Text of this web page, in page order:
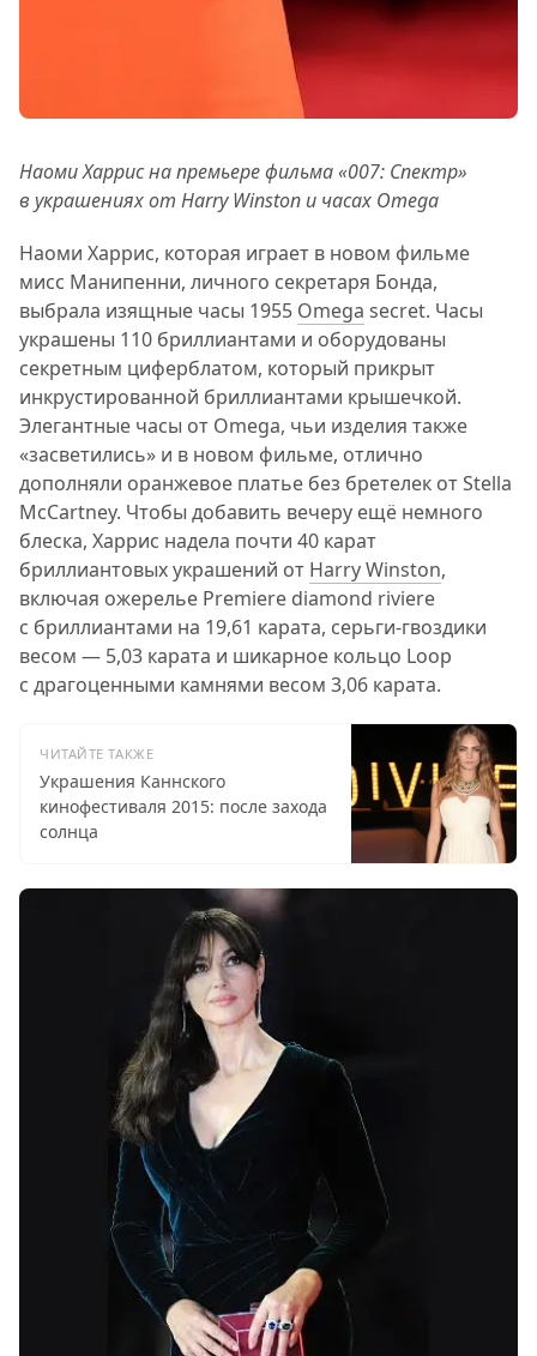
Наоми Харрис на премьере фильма «007: Спектр»
в украшениях от Harry Winston и часах Omega
Наоми Харрис, которая играет в новом фильме
мисс Манипенни, личного секретаря Бонда,
выбрала изящные часы 1955 Omega secret. Часы
украшены 110 бриллиантами и оборудованы
секретным циферблатом, который прикрыт
инкрустированной бриллиантами крышечкой.
Элегантные часы от Omega, чьи изделия также
«засветились» и в новом фильме, отлично
дополняли оранжевое платье без бретелек от Stella
McCartney. Чтобы добавить вечеру ещё немного
блеска, Харрис надела почти 40 карат
бриллиантовых украшений от Harry Winston,
включая ожерелье Premiere diamond riviere
с бриллиантами на 19,61 карата, серьги-гвоздики
весом — 5,03 карата и шикарное кольцо Loop
с драгоценными камнями весом 3,06 карата.
ЧИТАЙТЕ ТАКЖЕ
Украшения Каннского
кинофестиваля 2015: после захода
солнца